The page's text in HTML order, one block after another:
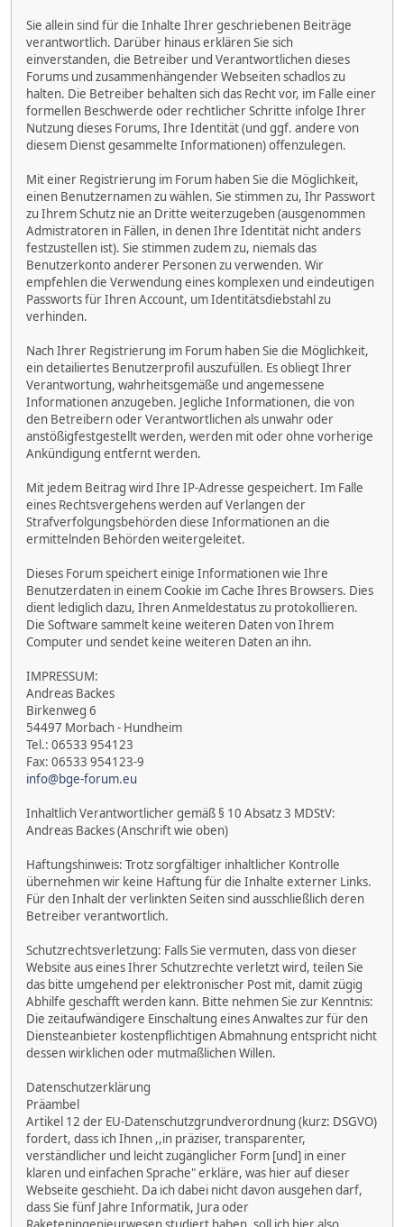
Sie allein sind für die Inhalte Ihrer geschriebenen Beiträge
verantwortlich. Darüber hinaus erklären Sie sich
einverstanden, die Betreiber und Verantwortlichen dieses
Forums und zusammenhängender Webseiten schadlos zu
halten. Die Betreiber behalten sich das Recht vor, im Falle einer
formellen Beschwerde oder rechtlicher Schritte infolge Ihrer
Nutzung dieses Forums, Ihre Identität (und ggf. andere von
diesem Dienst gesammelte Informationen) offenzulegen.
Mit einer Registrierung im Forum haben Sie die Möglichkeit,
einen Benutzernamen zu wählen. Sie stimmen zu, Ihr Passwort
zu Ihrem Schutz nie an Dritte weiterzugeben (ausgenommen
Admistratoren in Fällen, in denen Ihre Identität nicht anders
festzustellen ist). Sie stimmen zudem zu, niemals das
Benutzerkonto anderer Personen zu verwenden. Wir
empfehlen die Verwendung eines komplexen und eindeutigen
Passworts für Ihren Account, um Identitätsdiebstahl zu
verhinden.
Nach Ihrer Registrierung im Forum haben Sie die Möglichkeit,
ein detailiertes Benutzerprofil auszufüllen. Es obliegt Ihrer
Verantwortung, wahrheitsgemäße und angemessene
Informationen anzugeben. Jegliche Informationen, die von
den Betreibern oder Verantwortlichen als unwahr oder
anstößigfestgestellt werden, werden mit oder ohne vorherige
Ankündigung entfernt werden.
Mit jedem Beitrag wird Ihre IP-Adresse gespeichert. Im Falle
eines Rechtsvergehens werden auf Verlangen der
Strafverfolgungsbehörden diese Informationen an die
ermittelnden Behörden weitergeleitet.
Dieses Forum speichert einige Informationen wie Ihre
Benutzerdaten in einem Cookie im Cache Ihres Browsers. Dies
dient lediglich dazu, Ihren Anmeldestatus zu protokollieren.
Die Software sammelt keine weiteren Daten von Ihrem
Computer und sendet keine weiteren Daten an ihn.
IMPRESSUM:
Andreas Backes
Birkenweg 6
54497 Morbach - Hundheim
Tel.: 06533 954123
Fax: 06533 954123-9
info@bge-forum.eu
Inhaltlich Verantwortlicher gemäß § 10 Absatz 3 MDStV:
Andreas Backes (Anschrift wie oben)
Haftungshinweis: Trotz sorgfältiger inhaltlicher Kontrolle
übernehmen wir keine Haftung für die Inhalte externer Links.
Für den Inhalt der verlinkten Seiten sind ausschließlich deren
Betreiber verantwortlich.
Schutzrechtsverletzung: Falls Sie vermuten, dass von dieser
Website aus eines Ihrer Schutzrechte verletzt wird, teilen Sie
das bitte umgehend per elektronischer Post mit, damit zügig
Abhilfe geschafft werden kann. Bitte nehmen Sie zur Kenntnis:
Die zeitaufwändigere Einschaltung eines Anwaltes zur für den
Diensteanbieter kostenpflichtigen Abmahnung entspricht nicht
dessen wirklichen oder mutmaßlichen Willen.
Datenschutzerklärung
Präambel
Artikel 12 der EU-Datenschutzgrundverordnung (kurz: DSGVO)
fordert, dass ich Ihnen ,,in präziser, transparenter,
verständlicher und leicht zugänglicher Form [und] in einer
klaren und einfachen Sprache" erkläre, was hier auf dieser
Webseite geschieht. Da ich dabei nicht davon ausgehen darf,
dass Sie fünf Jahre Informatik, Jura oder